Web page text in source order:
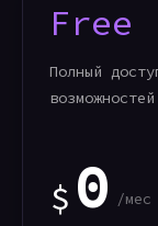
Free
Полный
возможностей
$ 0 /мес